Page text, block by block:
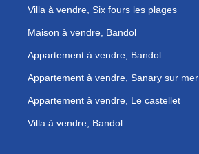
Villa à vendre, Six fours les plages
Maison à vendre, Bandol
Appartement à vendre, Bandol
Appartement à vendre, Sanary sur mer
Appartement à vendre, Le castellet
Villa à vendre, Bandol